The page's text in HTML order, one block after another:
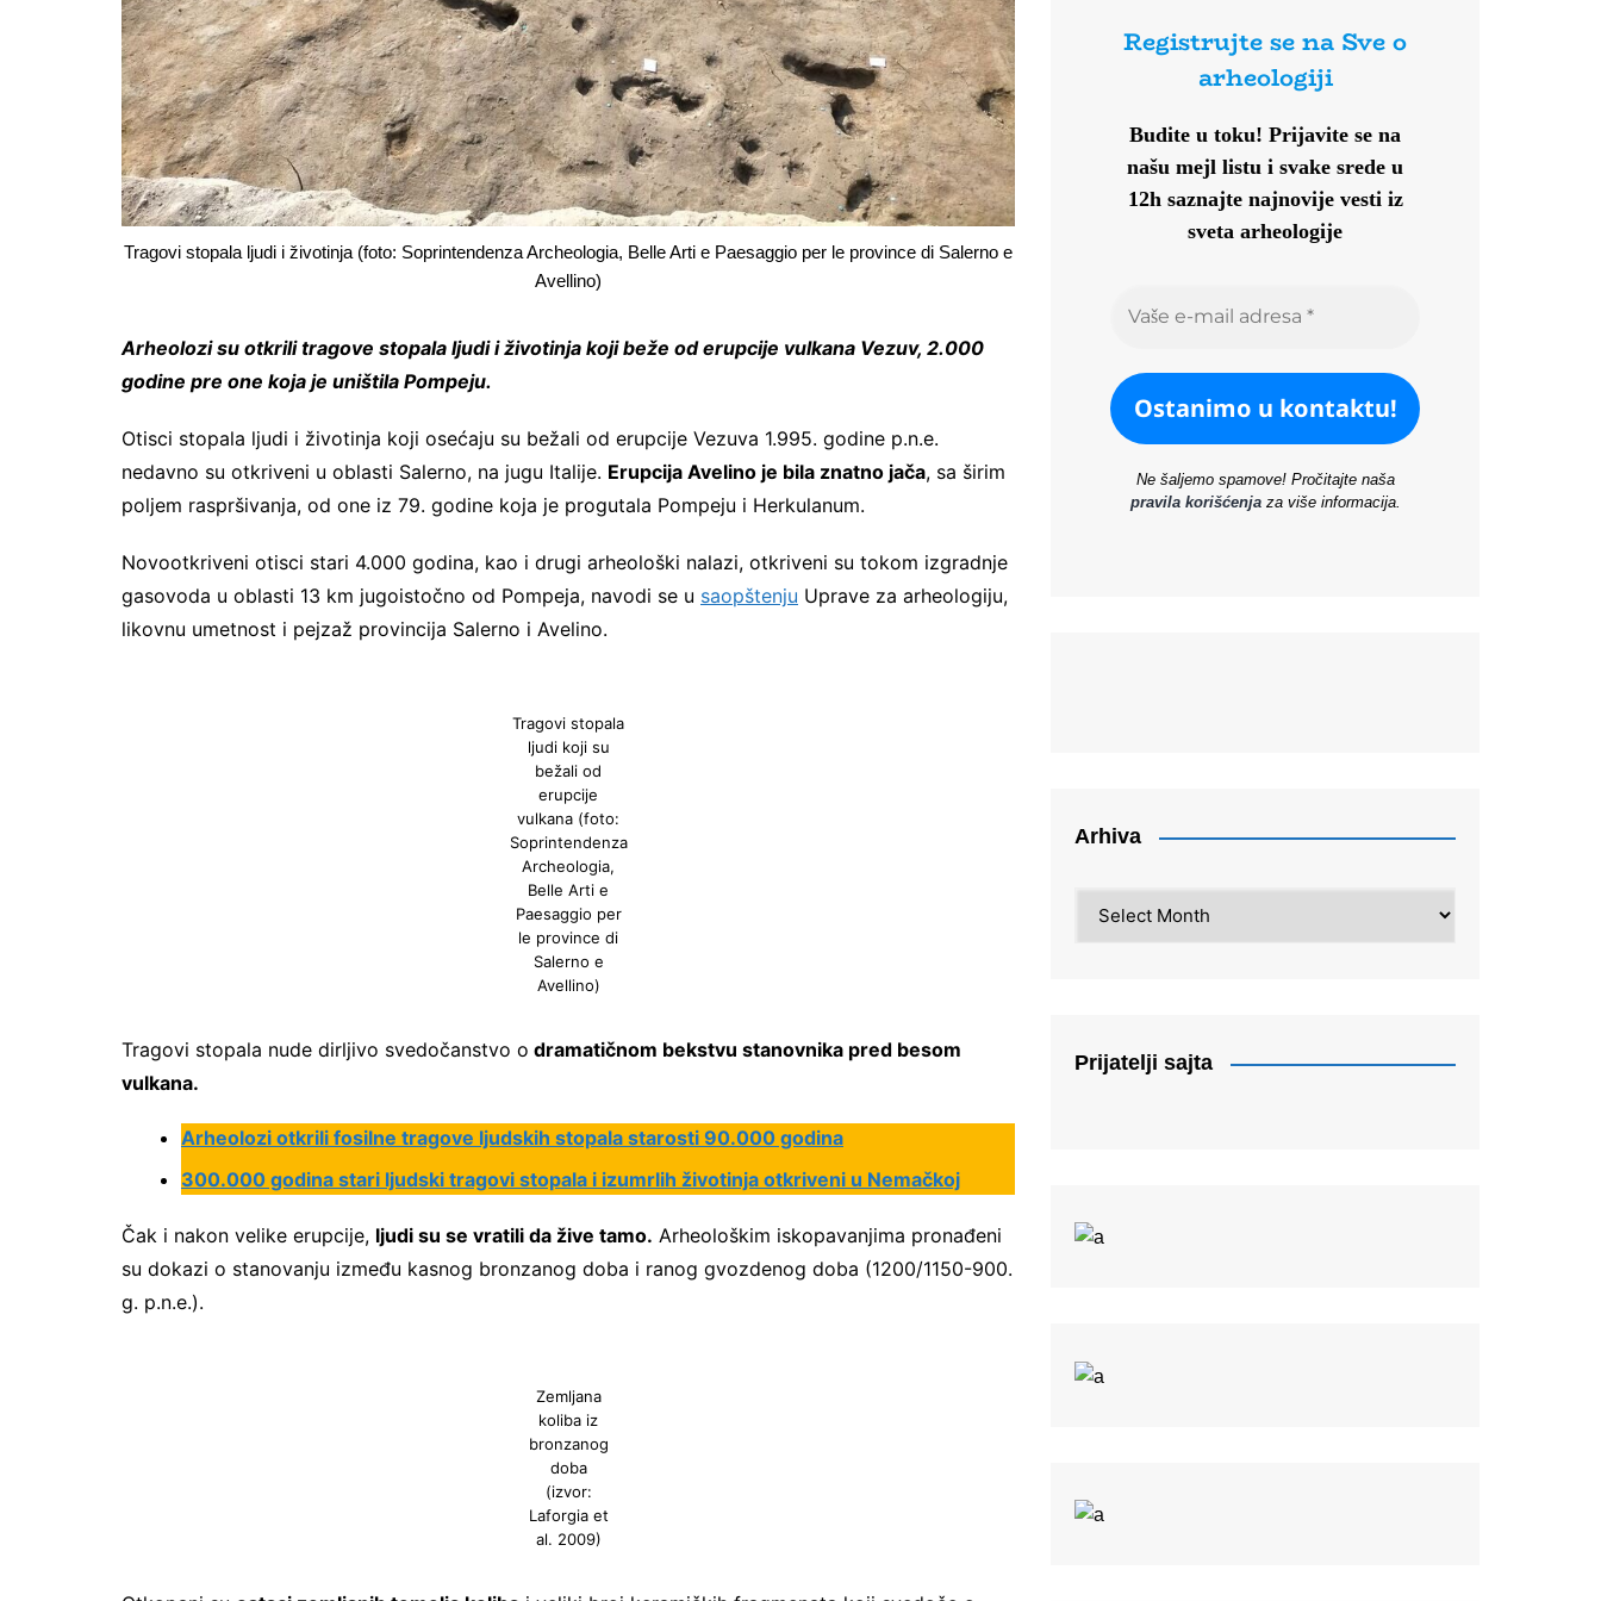
Tragovi stopala ljudi i životinja (foto: Soprintendenza Archeologia, Belle Arti e Paesaggio per le province di Salerno e
Avellino)
Arheolozi su otkrili tragove stopala ljudi i životinja koji beže od erupcije vulkana Vezuv, 2.000
godine pre one koja je uništila Pompeju.
Otisci stopala ljudi i životinja koji osećaju su bežali od erupcije Vezuva 1.995. godine p.n.e.
nedavno su otkriveni u oblasti Salerno, na jugu Italije. Erupcija Avelino je bila znatno jača, sa širim
poljem raspršivanja, od one iz 79. godine koja je progutala Pompeju i Herkulanum.
Novootkriveni otisci stari 4.000 godina, kao i drugi arheološki nalazi, otkriveni su tokom izgradnje
gasovoda u oblasti 13 km jugoistočno od Pompeja, navodi se u saopštenju Uprave za arheologiju,
likovnu umetnost i pejzaž provincija Salerno i Avelino.
Tragovi stopala
ljudi koji su
bežali od
erupcije
vulkana (foto:
Soprintendenza
Archeologia,
Belle Arti e
Paesaggio per
le province di
Salerno e
Avellino)
Tragovi stopala nude dirljivo svedočanstvo o dramatičnom bekstvu stanovnika pred besom
vulkana.
Arheolozi otkrili fosilne tragove ljudskih stopala starosti 90.000 godina
300.000 godina stari ljudski tragovi stopala i izumrlih životinja otkriveni u Nemačkoj
Čak i nakon velike erupcije, ljudi su se vratili da žive tamo. Arheološkim iskopavanjima pronađeni
su dokazi o stanovanju između kasnog bronzanog doba i ranog gvozdenog doba (1200/1150-900.
g. p.n.e.).
Zemljana
koliba iz
bronzanog
doba
(izvor:
Laforgia et
al. 2009)
Registrujte se na Sve o
arheologiji
Budite u toku! Prijavite se na
našu mejl listu i svake srede u
12h saznajte najnovije vesti iz
sveta arheologije
Ne šaljemo spamove! Pročitajte naša
pravila korišćenjaza više informacija.
Arhiva
Prijatelji sajta